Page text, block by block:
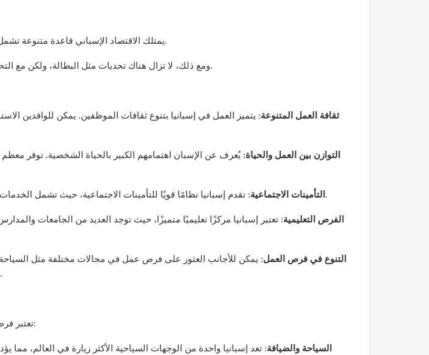
يمتلك الاقتصاد الإسباني قاعدة متنوعة تشمل مجموعة من القطاعات مثل السياحة، والخدمات، والتكنولوجيا، والصناعات التحويلية.
ومع ذلك، لا تزال هناك تحديات مثل البطالة، ولكن مع التحسن الاقتصادي الذي شهدته البلاد في السنوات الأخيرة، بدأت فرص العمل في الازدياد.
ثقافة العمل المتنوعة: يتميز العمل في إسبانيا بتنوع ثقافات الموظفين. يمكن للوافدين
التوازن بين العمل والحياة: يُعرف عن الإسبان اهتمامهم الكبير بالحياة الشخصية. توفر
التأمينات الاجتماعية : تقدم إسبانيا نظامًا قويًا للتأمينات الاجتماعية، حيث تشمل الخدمات الصحية، والتقاعد، والمساعدة في البطالة. وهذا يوفر الأمان المالي للموظفين.
الفرص التعليمية: تعتبر إسبانيا مركزًا تعليميًا متميزًا، حيث توجد العديد من الجامعات
التنوع في فرص العمل: يمكن للأجانب العثور على فرص عمل في مجالات مختلفة مثل السياحة،
طلبًا، مما يسهل على الراغبين في العمل في إسبانيا العثور على وظيفة مناسبة.
تعتبر فرص العمل في إسبانيا واسعة ومتنوعة، وفيما يلي بعض المجالات الأكثر شيوعًا للوظائف:
السياحة والضيافة: تعد إسبانيا واحدة من الوجهات السياحية الأكثر زيارة في العالم،